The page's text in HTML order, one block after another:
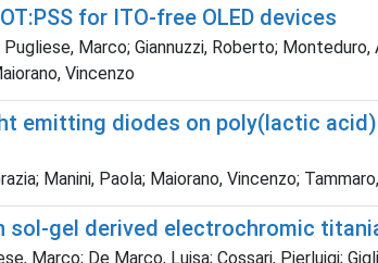
for ITO-free OLED devices
Marco; Giannuzzi, Roberto;
Vincenzo
emitting diodes on poly(lactic
Manini, Paola; Maiorano, Vincenzo;
sol-gel derived electrochromic
Marco; De Marco, Luisa; Cossari, Pierluigi;